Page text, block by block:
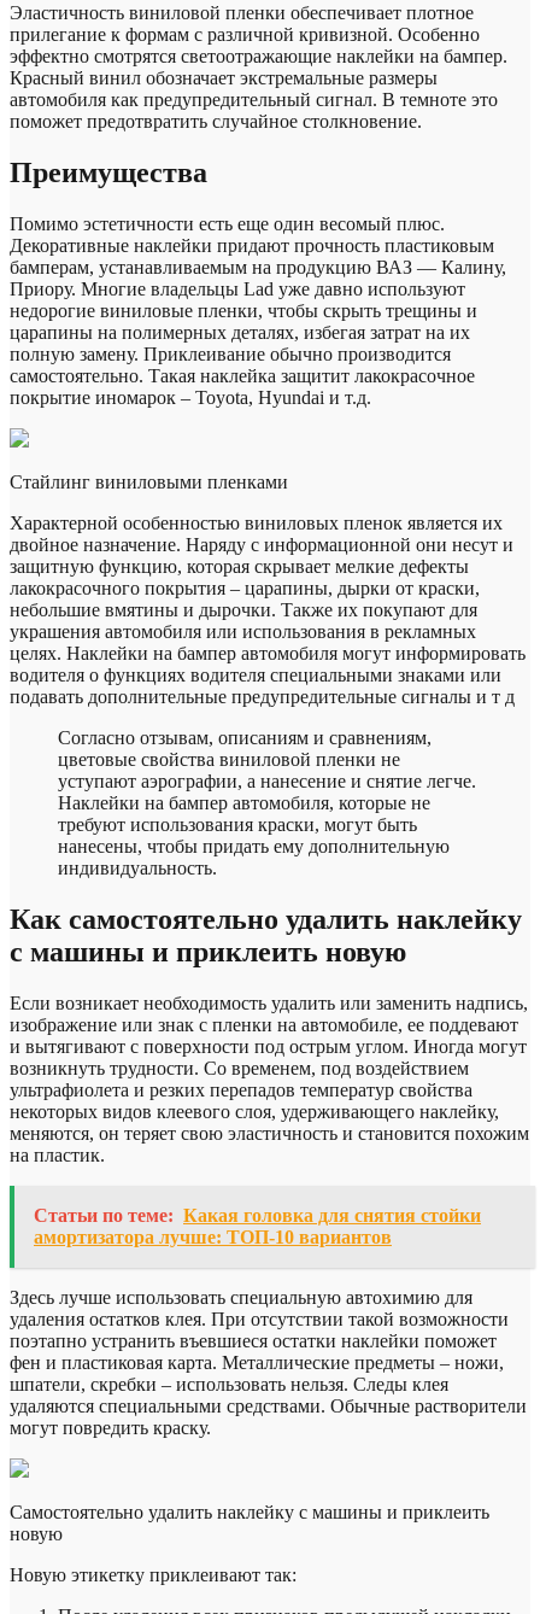
Эластичность виниловой пленки обеспечивает плотное
прилегание к формам с различной кривизной. Особенно
эффектно смотрятся светоотражающие наклейки на бампер.
Красный винил обозначает экстремальные размеры
автомобиля как предупредительный сигнал. В темноте это
поможет предотвратить случайное столкновение.
Преимущества
Помимо эстетичности есть еще один весомый плюс.
Декоративные наклейки придают прочность пластиковым
бамперам, устанавливаемым на продукцию ВАЗ — Калину,
Приору. Многие владельцы Lad уже давно используют
недорогие виниловые пленки, чтобы скрыть трещины и
царапины на полимерных деталях, избегая затрат на их
полную замену. Приклеивание обычно производится
самостоятельно. Такая наклейка защитит лакокрасочное
покрытие иномарок – Toyota, Hyundai и т.д.
Стайлинг виниловыми пленками
Характерной особенностью виниловых пленок является их
двойное назначение. Наряду с информационной они несут и
защитную функцию, которая скрывает мелкие дефекты
лакокрасочного покрытия – царапины, дырки от краски,
небольшие вмятины и дырочки. Также их покупают для
украшения автомобиля или использования в рекламных
целях. Наклейки на бампер автомобиля могут информировать
водителя о функциях водителя специальными знаками или
подавать дополнительные предупредительные сигналы и т д
Согласно отзывам, описаниям и сравнениям,
цветовые свойства виниловой пленки не
уступают аэрографии, а нанесение и снятие легче.
Наклейки на бампер автомобиля, которые не
требуют использования краски, могут быть
нанесены, чтобы придать ему дополнительную
индивидуальность.
Как самостоятельно удалить наклейку
с машины и приклеить новую
Если возникает необходимость удалить или заменить надпись,
изображение или знак с пленки на автомобиле, ее поддевают
и вытягивают с поверхности под острым углом. Иногда могут
возникнуть трудности. Со временем, под воздействием
ультрафиолета и резких перепадов температур свойства
некоторых видов клеевого слоя, удерживающего наклейку,
меняются, он теряет свою эластичность и становится похожим
на пластик.
Статьи по теме: Какая головка для снятия стойки
амортизатора лучше: ТОП-10 вариантов
Здесь лучше использовать специальную автохимию для
удаления остатков клея. При отсутствии такой возможности
поэтапно устранить въевшиеся остатки наклейки поможет
фен и пластиковая карта. Металлические предметы – ножи,
шпатели, скребки – использовать нельзя. Следы клея
удаляются специальными средствами. Обычные растворители
могут повредить краску.
Самостоятельно удалить наклейку с машины и приклеить
новую
Новую этикетку приклеивают так: